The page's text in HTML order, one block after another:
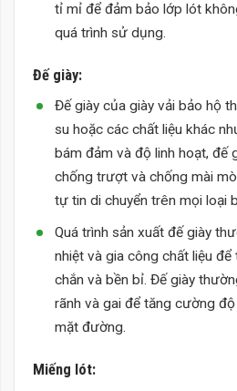
tỉ mỉ để đảm bảo lớp lót
quá trình sử dụng.
Đế giày:
Đế giày của giày vải bảo hộ
su hoặc các chất liệu khác
bám đảm và độ linh hoạt, đế
chống trượt và chống mài
tự tin di chuyển trên mọi loại
Quá trình sản xuất đế giày
nhiệt và gia công chất liệu
chắn và bền bỉ. Đế giày
rãnh và gai để tăng cường
mặt đường.
Miếng lót: